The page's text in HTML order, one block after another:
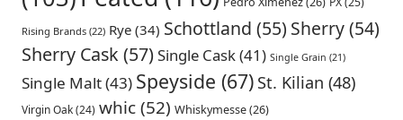
Rising Brands(22) Rye(34) Schottland (55) Sherry(54)
Sherry Cask (57)Single Cask(41) Single Grain (21)
Single Malt(43) Speyside (67) St. Kilian (48)
Virgin Oak(24) whic(52) Whiskymesse(26)